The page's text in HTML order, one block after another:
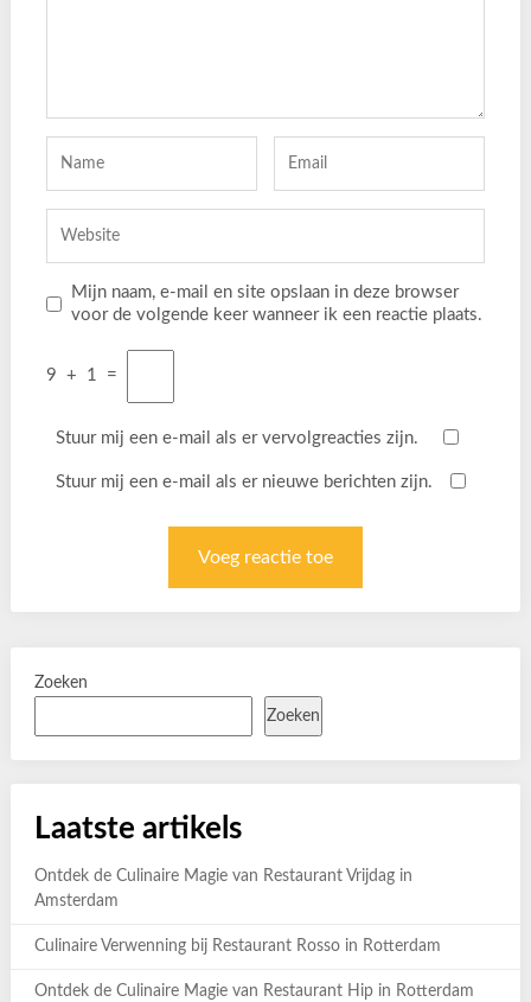
Mijn naam, e-mail en site opslaan in deze browser
voor de volgende keer wanneer ik een reactie plaats.
9 + 1 =
Stuur mij een e-mail als er vervolgreacties zijn.
Stuur mij een e-mail als er nieuwe berichten zijn.
Zoeken
Zoeken
Laatste artikels
Ontdek de Culinaire Magie van Restaurant Vrijdag in
Amsterdam
Culinaire Verwenning bij Restaurant Rosso in Rotterdam
Ontdek de Culinaire Magie van Restaurant Hip in Rotterdam